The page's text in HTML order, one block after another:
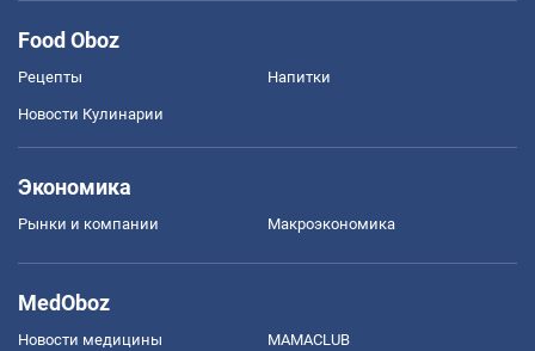
Food Oboz
Рецепты Напитки
Новости Кулинарии
Экономика
Рынки и компании Mакроэкономика
MedOboz
Новости медицины MAMACLUB